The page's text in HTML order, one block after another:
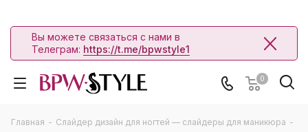
Вы можете связаться с нами в
Телеграм: https://t.me/bpwstyle1
0
Главная - Слайдер дизайн для ногтей — слайдеры для маникюра -